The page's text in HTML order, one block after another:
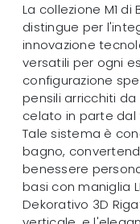
La collezione M1
distingue per
innovazione
versatili per ogni
configurazione
pensili arricchiti
celato in parte
Tale sistema è
bagno,
benessere
basi con maniglia
Dekorativo 3D